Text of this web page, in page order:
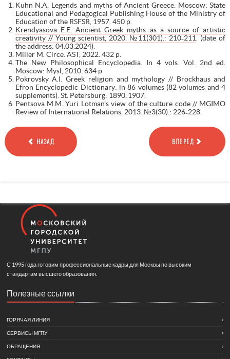
Kuhn N.A. Legends and myths of Ancient Greece. Moscow: State
Educational and Pedagogical Publishing House of the Ministry of
Education of the RSFSR, 1957. 450 p.
Krendyasova E.E. Ancient Greek myths as a source of artistic
creativity // Young scientist, 2020. №11(301).: 210₋211
. (date of
the address: 04.03.2024).
Miller M. Circe. AST, 2022. 432 p.
The New Philosophical Encyclopedia. In 4 vols. Vol. 2nd ed.
Moscow: Mysl, 2010. 634 p
Pokrovsky A.I. Greek religion and mythology // Brockhaus and
Efron Encyclopedic Dictionary: in 86 volumes (82 volumes and 4
supplements). St. Petersburg: 1890₋1907.
Pentsova M.M. Yuri Lotman’s view of the culture code // MGIMO
Review of International Relations, 2013. №3(30).: 226₋228.
НАЗАД ВПЕРЕД
С 1995 года готовим профессиональные кадры для Москвы по высоким
стандартам высшего образования.
Полезные ссылки
ГОРЯЧАЯ ЛИНИЯ
СЕРВИСЫ МГПУ
ОБРАЩЕНИЯ